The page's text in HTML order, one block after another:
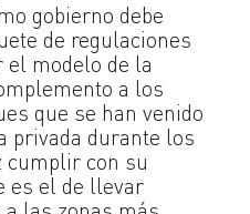
gobierno debe
de regulaciones
modelo de la
a los
que se han venido
privada durante los
cumplir con su
es el de llevar